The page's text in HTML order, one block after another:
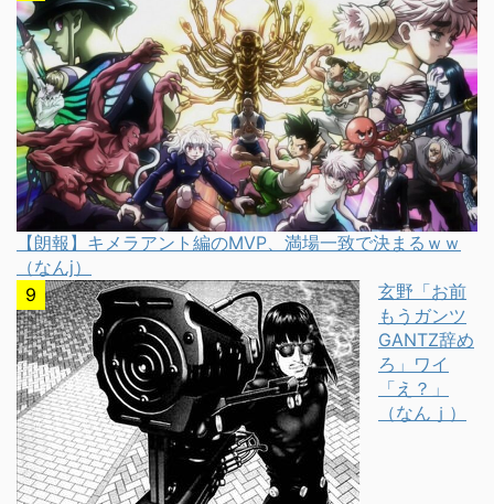
【朗報】キメラアント編のMVP、満場一致で決まるｗｗ
（なんj）
玄野「お前
もうガンツ
GANTZ辞め
ろ」ワイ
「え？」
（なんｊ）